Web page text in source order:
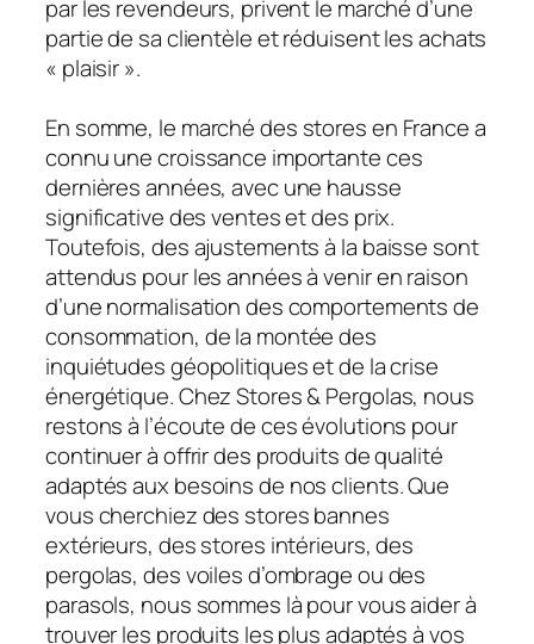
par les revendeurs, privent le marché d’une
partie de sa clientèle et réduisent les achats
« plaisir ».
En somme, le marché des stores en France a
connu une croissance importante ces
dernières années, avec une hausse
significative des ventes et des prix.
Toutefois, des ajustements à la baisse sont
attendus pour les années à venir en raison
d’une normalisation des comportements de
consommation, de la montée des
inquiétudes géopolitiques et de la crise
énergétique. Chez Stores & Pergolas, nous
restons à l’écoute de ces évolutions pour
continuer à offrir des produits de qualité
adaptés aux besoins de nos clients. Que
vous cherchiez des stores bannes
extérieurs, des stores intérieurs, des
pergolas, des voiles d’ombrage ou des
parasols, nous sommes là pour vous aider à
trouver les produits les plus adaptés à vos